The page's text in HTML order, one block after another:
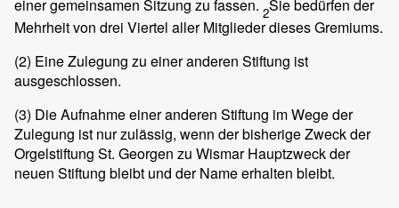
einer gemeinsamen Sitzung zu fassen. 2Sie bedürfen der
Mehrheit von drei Viertel aller Mitglieder dieses Gremiums.
(2) Eine Zulegung zu einer anderen Stiftung ist
ausgeschlossen.
(3) Die Aufnahme einer anderen Stiftung im Wege der
Zulegung ist nur zulässig, wenn der bisherige Zweck der
Orgelstiftung St. Georgen zu Wismar Hauptzweck der
neuen Stiftung bleibt und der Name erhalten bleibt.